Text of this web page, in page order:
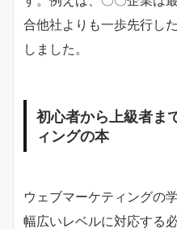
合他社よりも一歩先行し
しました。
初心者から上級者ま
ィングの本
ウェブマーケティングの
幅広いレベルに対応する